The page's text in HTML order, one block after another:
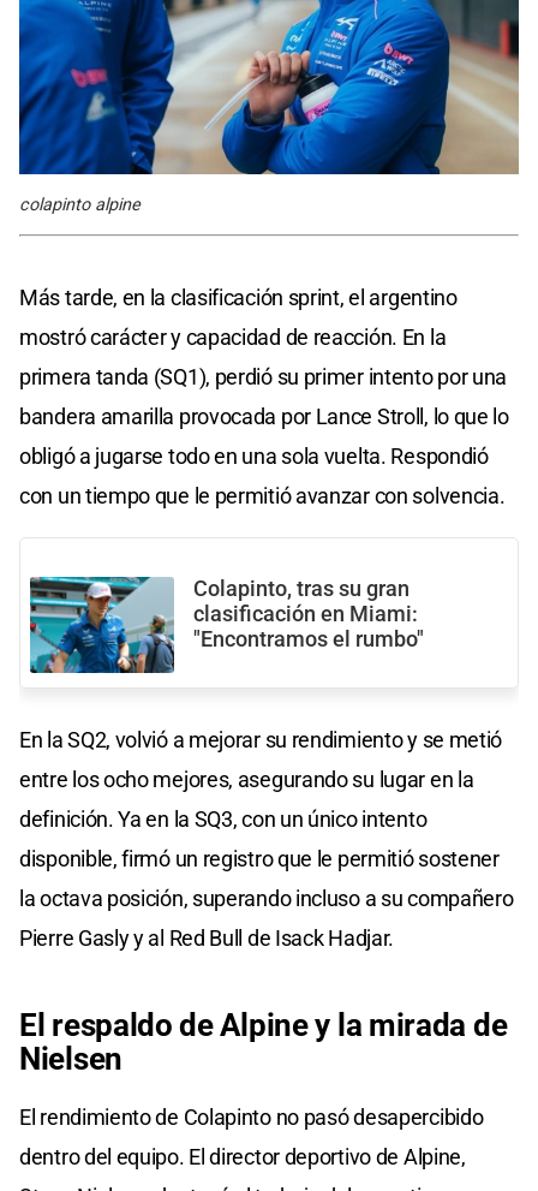
colapinto alpine
Más tarde, en la clasificación sprint, el argentino
mostró carácter y capacidad de reacción. En la
primera tanda (SQ1), perdió su primer intento por una
bandera amarilla provocada por Lance Stroll, lo que lo
obligó a jugarse todo en una sola vuelta. Respondió
con un tiempo que le permitió avanzar con solvencia.
Colapinto, tras su gran
clasificación en Miami:
"Encontramos el rumbo"
En la SQ2, volvió a mejorar su rendimiento y se metió
entre los ocho mejores, asegurando su lugar en la
definición. Ya en la SQ3, con un único intento
disponible, firmó un registro que le permitió sostener
la octava posición, superando incluso a su compañero
Pierre Gasly y al Red Bull de Isack Hadjar.
El respaldo de Alpine y la mirada de
Nielsen
El rendimiento de Colapinto no pasó desapercibido
dentro del equipo. El director deportivo de Alpine,